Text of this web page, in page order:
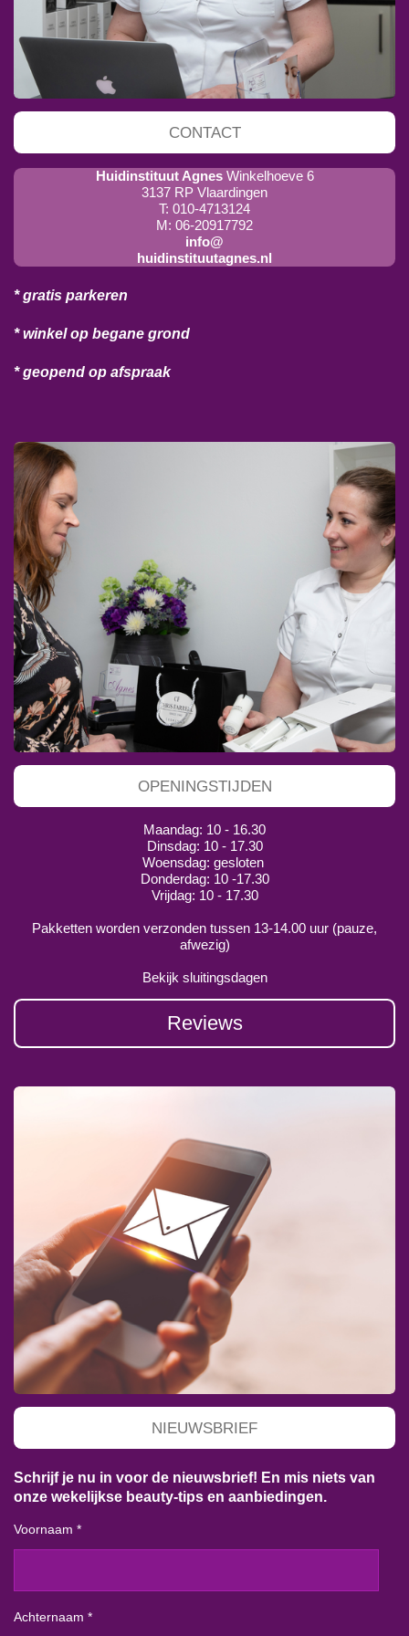
CONTACT
Huidinstituut Agnes Winkelhoeve 6
3137 RP Vlaardingen
T: 010-4713124
M: 06-20917792
info@
huidinstituutagnes.nl
* gratis parkeren
* winkel op begane grond
* geopend op afspraak
OPENINGSTIJDEN
Maandag: 10 - 16.30
Dinsdag: 10 - 17.30
Woensdag: gesloten
Donderdag: 10 -17.30
Vrijdag: 10 - 17.30
Pakketten worden verzonden tussen 13-14.00 uur (pauze,
afwezig)
Bekijk sluitingsdagen
Reviews
NIEUWSBRIEF
Schrijf je nu in voor de nieuwsbrief! En mis niets van
onze wekelijkse beauty-tips en aanbiedingen.
Voornaam *
Achternaam *